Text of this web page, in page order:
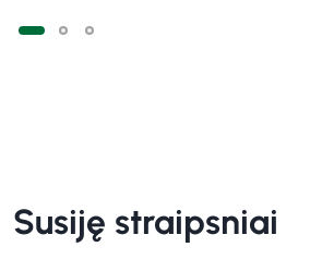
Susiję straipsniai